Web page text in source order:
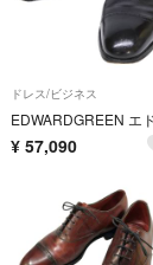
ドレス/ビジネス
¥ 57,090